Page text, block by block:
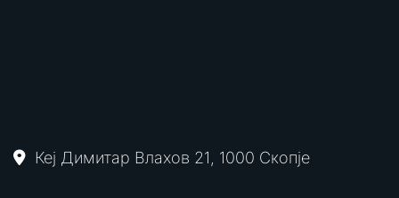
Кеј Димитар Влахов 21, 1000 Скопје